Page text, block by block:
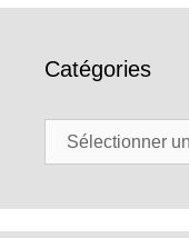
Catégories
Catégories